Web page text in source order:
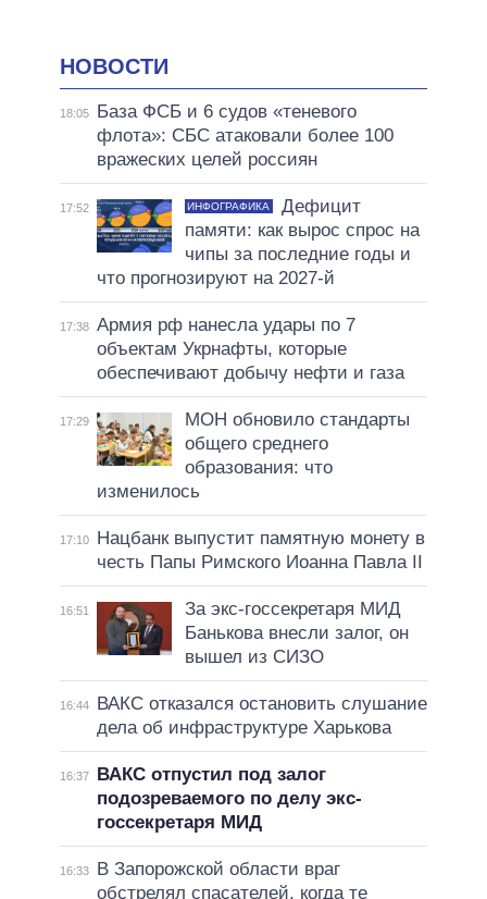
НОВОСТИ
18:05
База ФСБ и 6 судов «теневого
флота»: СБС атаковали более 100
вражеских целей россиян
17:52 ИНФОГРАФИКА
Дефицит
памяти: как вырос спрос на
чипы за последние годы и
что прогнозируют на 2027-й
17:38 Армия рф нанесла удары по 7
объектам Укрнафты, которые
обеспечивают добычу нефти и газа
17:29
МОН обновило стандарты
общего среднего
образования: что
изменилось
17:10
Нацбанк выпустит памятную монету в
честь Папы Римского Иоанна Павла II
16:51
За экс-госсекретаря МИД
Банькова внесли залог, он
вышел из СИЗО
16:44
ВАКС отказался остановить слушание
дела об инфраструктуре Харькова
16:37
ВАКС отпустил под залог
подозреваемого по делу экс-
госсекретаря МИД
16:33
В Запорожской области враг
обстрелял спасателей, когда те